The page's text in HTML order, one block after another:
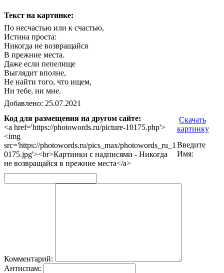
Текст на картинке:
По несчастью или к счастью,
Истина проста:
Никогда не возвращайся
В прежние места.
Даже если пепелище
Выглядит вполне,
Не найти того, что ищем,
Ни тебе, ни мне.
Добавлено: 25.07.2021
Код для размещения на другом сайте:
<a href='https://photowords.ru/picture-10175.php'>
<img
src='https://photowords.ru/pics_max/photowords_ru_1
0175.jpg'><br>Картинки с надписями - Никогда
не возвращайся в прежние места</a>
Скачать
картинку
Введите
Имя:
Комментарий:
Антиспам: